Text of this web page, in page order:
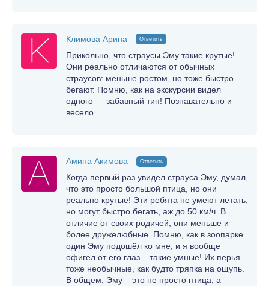
Климова Арина Ответить
Прикольно, что страусы Эму такие крутые!
Они реально отличаются от обычных
страусов: меньше ростом, но тоже быстро
бегают. Помню, как на экскурсии видел
одного — забавный тип! Познавательно и
весело.
Амина Акимова Ответить
Когда первый раз увидел страуса Эму, думал,
что это просто большой птица, но они
реально крутые! Эти ребята не умеют летать,
но могут быстро бегать, аж до 50 км/ч. В
отличие от своих родичей, они меньше и
более дружелюбные. Помню, как в зоопарке
один Эму подошёл ко мне, и я вообще
офигел от его глаз – такие умные! Их перья
тоже необычные, как будто тряпка на ощупь.
В общем, Эму – это не просто птица, а